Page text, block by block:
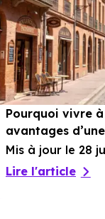
Pourquoi vivre à
avantages
Mis à jour le 28
Lire l'article